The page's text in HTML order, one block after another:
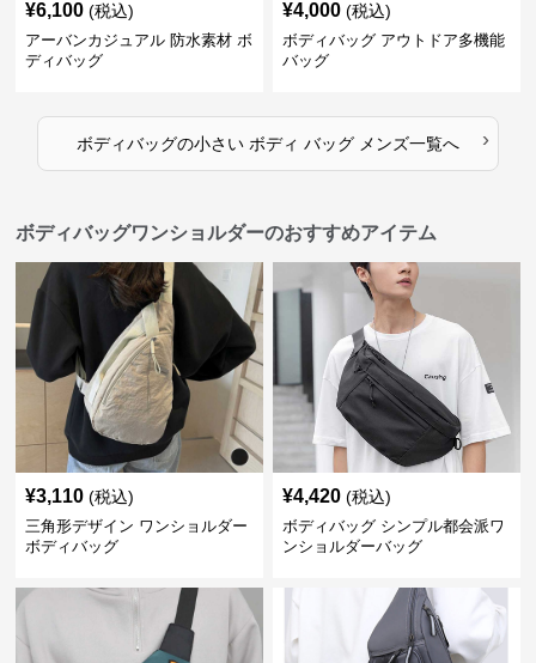
¥6,100 (税込)
アーバンカジュアル 防水素材 ボ
ディバッグ
¥4,000 (税込)
ボディバッグ アウトドア多機能
バッグ
ボディバッグの小さい ボディ バッグ メンズ一覧へ ›
ボディバッグワンショルダーのおすすめアイテム
¥3,110 (税込)
三角形デザイン ワンショルダー
ボディバッグ
¥4,420 (税込)
ボディバッグ シンプル都会派ワ
ンショルダーバッグ